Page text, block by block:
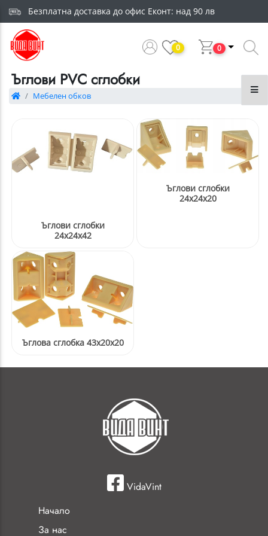
Безплатна доставка до офис Еконт: над 90 лв
0 0
Ъглови PVC сглобки
Мебелен обков
Ъглови сглобки
24x24x42
Ъглови сглобки
24х24х20
Ъглова сглобка 43x20x20
VidaVint
Начало
За нас